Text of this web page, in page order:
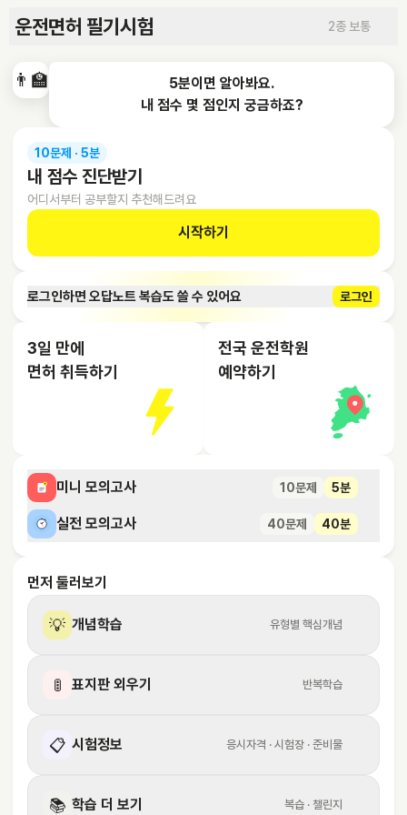
운전면허 필기시험 2종 보통
👨‍🏫
5분이면 알아봐요.
내 점수 몇 점인지 궁금하죠?
10문제 · 5분
내 점수 진단받기
어디서부터 공부할지 추천해드려요
시작하기
로그인하면 오답노트 복습도 쓸 수 있어요 로그인
3일 만에
면허 취득하기
전국 운전학원
예약하기
미니 모의고사 10문제 5분
실전 모의고사 40문제 40분
먼저 둘러보기
💡 개념학습 유형별 핵심개념
🚦 표지판 외우기 반복학습
📋 시험정보 응시자격 · 시험장 · 준비물
📚 학습 더 보기 복습 · 챌린지